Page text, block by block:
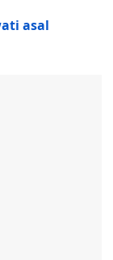
asal